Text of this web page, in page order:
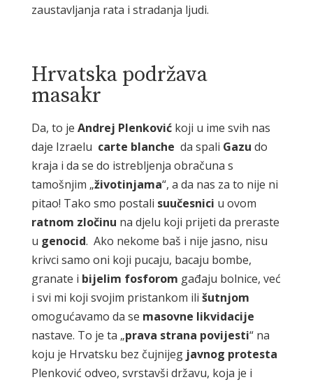
zaustavljanja rata i stradanja ljudi.
Hrvatska podržava
masakr
Da, to je Andrej Plenkovićkoji u ime svih nas
daje Izraelu carte blanche da spali Gazu do
kraja i da se do istrebljenja obračuna s
tamošnjim „životinjama“, a da nas za to nije ni
pitao! Tako smo postali suučesnici u ovom
ratnom zločinu na djelu koji prijeti da preraste
u genocid. Ako nekome baš i nije jasno, nisu
krivci samo oni koji pucaju, bacaju bombe,
granate i bijelim fosforom gađaju bolnice, već
i svi mi koji svojim pristankom ili šutnjom
omogućavamo da se masovne likvidacije
nastave. To je ta „prava strana povijesti“ na
koju je Hrvatsku bez čujnijeg javnog protesta
Plenković odveo, svrstavši državu, koja je i